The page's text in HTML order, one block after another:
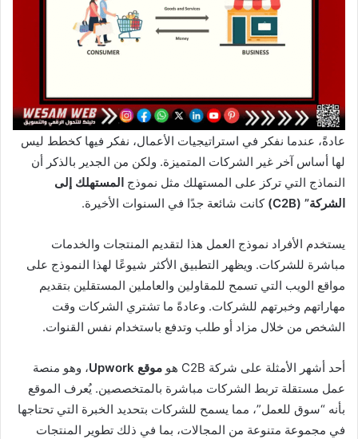
عادةً، عندما نفكر في استراتيجيات الأعمال، نفكر فيها كخطط ليس
لها أساس آخر غير الشركات المتميزة. ولكن من الجدير بالذكر أن
النماذج التي تركز على المستهلك مثل نموذج المستهلك إلى
الشركة” (C2B)
كانت شائعة جدًا في السنوات الأخيرة.
يستخدم الأفراد نموذج العمل هذا لتقديم المنتجات والخدمات
مباشرة للشركات. ويظهر التطبيق الأكثر شيوعًا لهذا النموذج على
مواقع الويب التي تسمح للمقاولين والعاملين المستقلين بتقديم
مهاراتهم وخبرتهم للشركات. وعادةً ما تشتري الشركات وقت
الشخص من خلال مزاد أو طلب وتدفع باستخدام نفس القنوات.
أحد أشهر الأمثلة على شركة C2B هو موقع Upwork
، وهو منصة
عمل مستقلة تربط الشركات مباشرة بالمتخصصين. يُعرف الموقع
بأنه “سوق للعمل”، مما يسمح للشركات بتحديد الخبرة التي تحتاجها
في مجموعة متنوعة من المجالات، بما في ذلك تطوير المنتجات